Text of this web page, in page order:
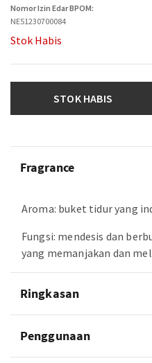
Nomor Izin Edar BPOM:
NE51230700084
Stok Habis
STOK HABIS
Fragrance
Aroma: buket tidur yang
Fungsi: mendesis dan
yang memanjakan dan
Ringkasan
Penggunaan